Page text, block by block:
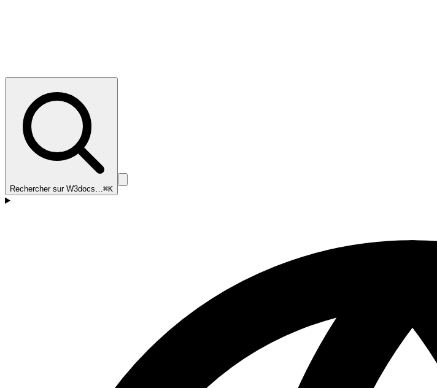
Rechercher sur W3docs…⌘K